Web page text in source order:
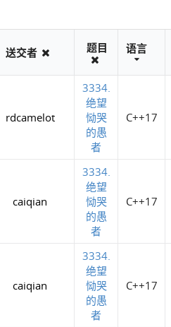
送交者 题目 语言
rdcamelot
3334.
绝望
恸哭
的愚
者
C++17
caiqian
3334.
绝望
恸哭
的愚
者
C++17
caiqian
3334.
绝望
恸哭
的愚
者
C++17